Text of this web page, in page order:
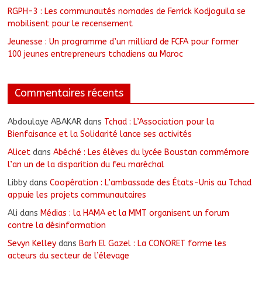
RGPH-3 : Les communautés nomades de Ferrick Kodjoguila se
mobilisent pour le recensement
Jeunesse : Un programme d’un milliard de FCFA pour former
100 jeunes entrepreneurs tchadiens au Maroc
Commentaires récents
Abdoulaye ABAKAR dans Tchad : L’Association pour la
Bienfaisance et la Solidarité lance ses activités
Alicet dansAbéché : Les élèves du lycée Boustan commémore
l’an un de la disparition du feu maréchal
Libby dansCoopération : L’ambassade des États-Unis au Tchad
appuie les projets communautaires
Ali dans Médias : la HAMA et la MMT organisent un forum
contre la désinformation
Sevyn Kelley dans Barh El Gazel : La CONORET forme les
acteurs du secteur de l’élevage